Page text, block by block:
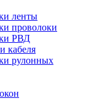
ленты
проволоки
РВД
кабеля
рулонных